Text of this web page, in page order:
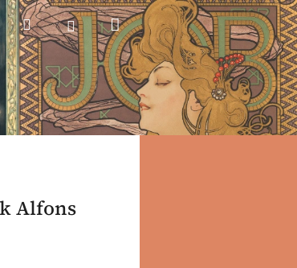
SearchLogin Shopping
cart
Alfons